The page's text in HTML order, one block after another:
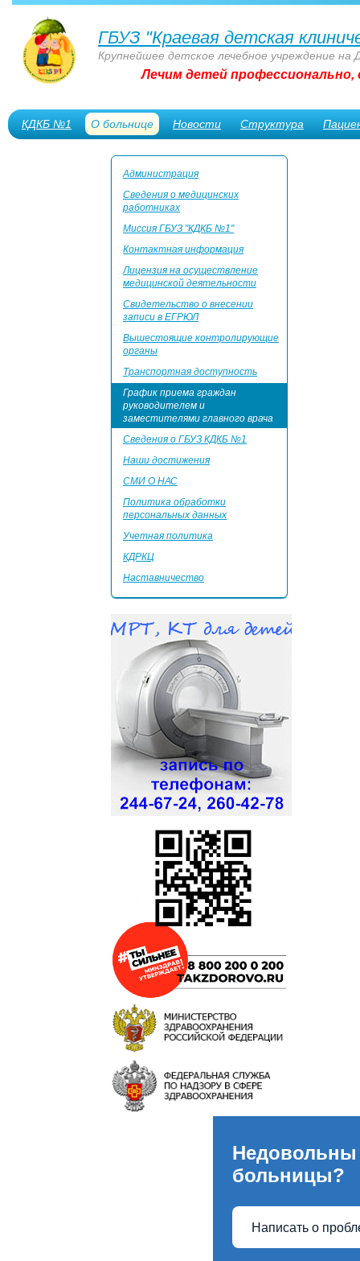
ГБУЗ "Краевая детская
Крупнейшее детское лечебное учреждение на
Лечим детей
КДКБ №1 О больнице Новости Структура
Администрация
Сведения о медицинских
работниках
Миссия ГБУЗ "КДКБ №1"
Контактная информация
Лицензия на осуществление
медицинской деятельности
Свидетельство о внесении
записи в ЕГРЮЛ
Вышестоящие контролирующие
органы
Транспортная доступность
График приема граждан
руководителем и
заместителями главного врача
Сведения о ГБУЗ КДКБ №1
Наши достижения
СМИ О НАС
Политика обработки
персональных данных
Учетная политика
КДРКЦ
Наставничество
Недовольны
больницы?
Написать о